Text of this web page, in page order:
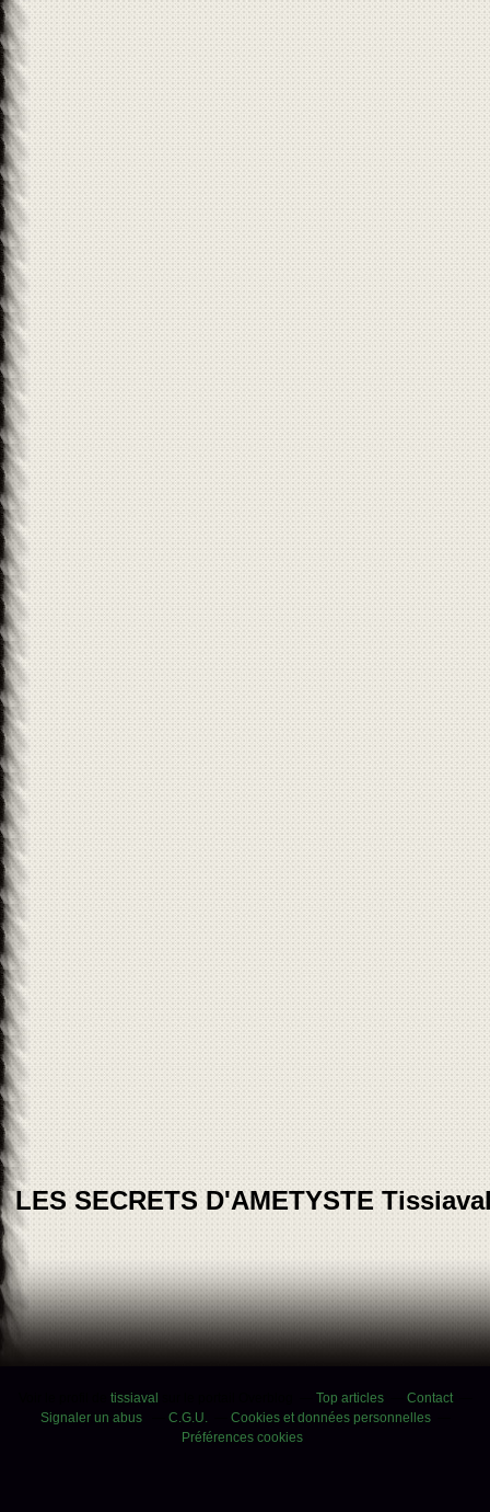
LES SECRETS D'AMETYSTE
tissiaval Top articles
Contact
Signaler un abus
C.G.U.
Cookies et données personnelles
Préférences cookies